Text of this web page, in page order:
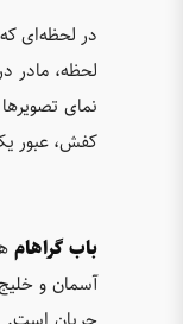
در لحظه‌ای
لحظه، مادر
نمای
کفش، عبور
باب گراهام
آسمان و